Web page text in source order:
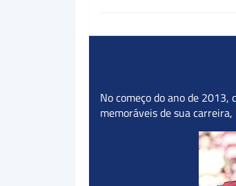
No começo do ano de
memoráveis de sua